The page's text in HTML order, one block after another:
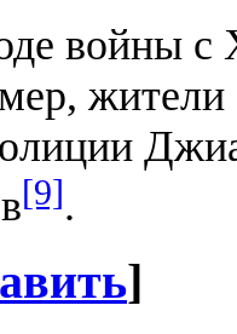
войны с
[9].
]